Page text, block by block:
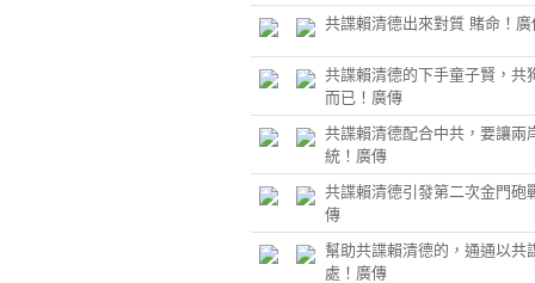
共諜賴清德出來對質 賭命！廣
共諜賴清德的下手童子賢，共
而已！廣傳
共諜賴清德配合中共，要讓兩
統！廣傳
共諜賴清德引發第二次金門砲
傳
幫助共諜賴清德的，通通以共
處！廣傳